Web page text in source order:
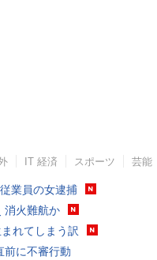
IT 経済 スポーツ 芸能
業員の女逮捕
消火難航か
まれてしまう訳
前に不審行動